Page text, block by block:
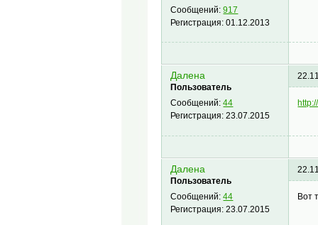
Сообщений:917
Регистрация:01.12.2013
Далена
Пользователь
Сообщений:44
Регистрация:23.07.2015
Далена
Пользователь
Сообщений:44
Регистрация:23.07.2015
Вот